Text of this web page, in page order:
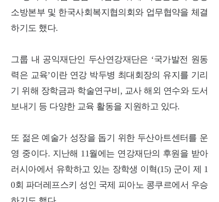
소방본부 및 한국사회복지협의회와 업무협약을 체결
하기도 했다.
그룹 내 공익재단인 두산연강재단은 ‘국가발전 원동
력은 교육’이란 연강 박두병 최대회장의 유지를 기리
기 위해 장학금과 학술연구비, 교사 해외 연수와 도서
보내기 등 다양한 교육 활동을 지원하고 있다.
또 젊은 예술가 성장을 돕기 위한 두산아트센터를 운
영 중이다. 지난해 11월에는 연강재단의 후원을 받아
러시아에서 유학하고 있는 장학생 이혁(15) 군이 제 1
0회 파더레프스키 성인 국제 피아노 콩쿠르에서 우승